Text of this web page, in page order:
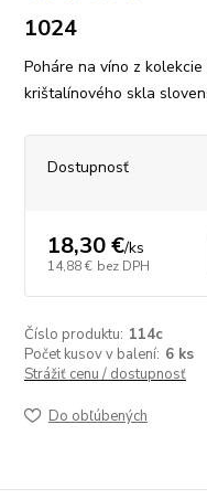
1024
Poháre na víno z
krištalínového skla
Dostupnosť
18,30 €/ks
14,88 € bez DPH
Číslo produktu: 114c
Počet kusov v balení: 6 ks
Strážiť cenu / dostupnosť
Do obľúbených